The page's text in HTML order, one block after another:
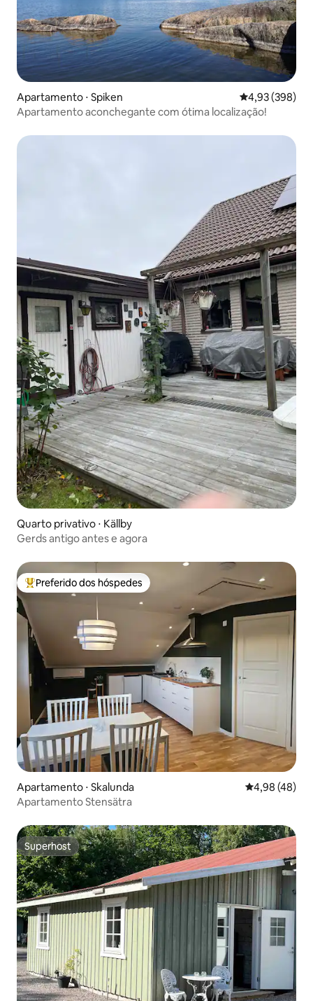
Apartamento ⋅ Spiken 4,93 de uma
4,93 (398)
Apartamento aconchegante com ótima localização!
Quarto privativo ⋅ Källby
Gerds antigo antes e agora
Entre os melhores preferidos dos hóspedes
Preferido dos hóspedes
Apartamento ⋅ Skalunda 4,98 de uma
4,98 (48)
Apartamento Stensätra
Superhost
Superhost